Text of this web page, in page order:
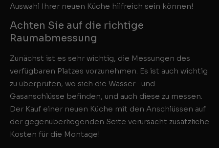
Auswahl Ihrer neuen Küche hilfreich sein können!
Achten Sie auf die richtige
Raumabmessung
Zunächst ist es sehr wichtig, die Messungen des
verfügbaren Platzes vorzunehmen. Es ist auch wichtig
zu überprüfen, wo sich die Wasser- und
Gasanschlüsse befinden, und auch diese zu messen.
Der Kauf einer neuen Küche mit den Anschlüssen auf
der gegenüberliegenden Seite verursacht zusätzliche
Kosten für die Montage!